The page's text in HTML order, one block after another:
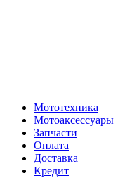
Мототехника
Мотоаксессуары
Запчасти
Оплата
Доставка
Кредит